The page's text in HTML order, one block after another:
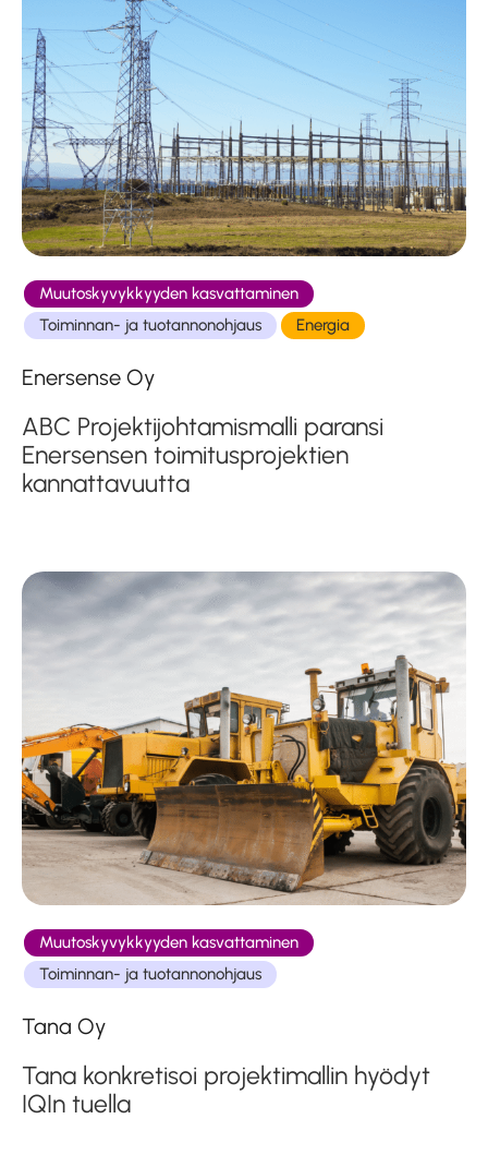
Muutoskyvykkyyden kasvattaminen
Toiminnan- ja tuotannonohjaus
Energia
Enersense Oy
ABC Projektijohtamismalli paransi
Enersensen toimitusprojektien
kannattavuutta
Muutoskyvykkyyden kasvattaminen
Toiminnan- ja tuotannonohjaus
Tana Oy
Tana konkretisoi projektimallin hyödyt
IQIn tuella